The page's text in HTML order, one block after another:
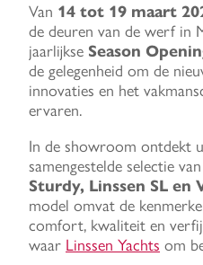
Van 14 tot 19 maart
de deuren van de werf in
jaarlijkse Season
de gelegenheid om de
innovaties en het
ervaren.
In de showroom ontdekt
samengestelde selectie
Sturdy, Linssen SL en
model omvat de
comfort, kwaliteit en
waar Linssen Yachts om